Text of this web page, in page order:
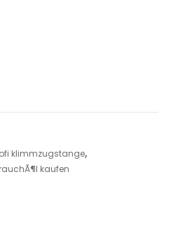
klimmzugstange,
kaufen